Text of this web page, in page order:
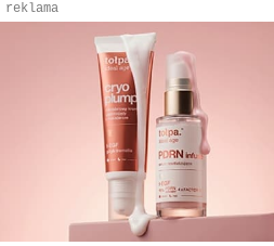
reklama